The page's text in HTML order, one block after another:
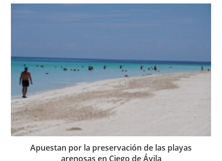
Apuestan por la preservación de las playas
arenosas en Ciego de Ávila